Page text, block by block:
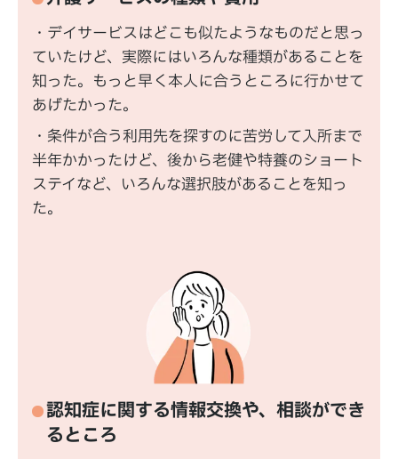
・デイサービスはどこも似たようなものだと思っ
ていたけど、実際にはいろんな種類があることを
知った。もっと早く本人に合うところに行かせて
あげたかった。
・条件が合う利用先を探すのに苦労して入所まで
半年かかったけど、後から老健や特養のショート
ステイなど、いろんな選択肢があることを知っ
た。
認知症に関する情報交換や、相談ができ
るところ